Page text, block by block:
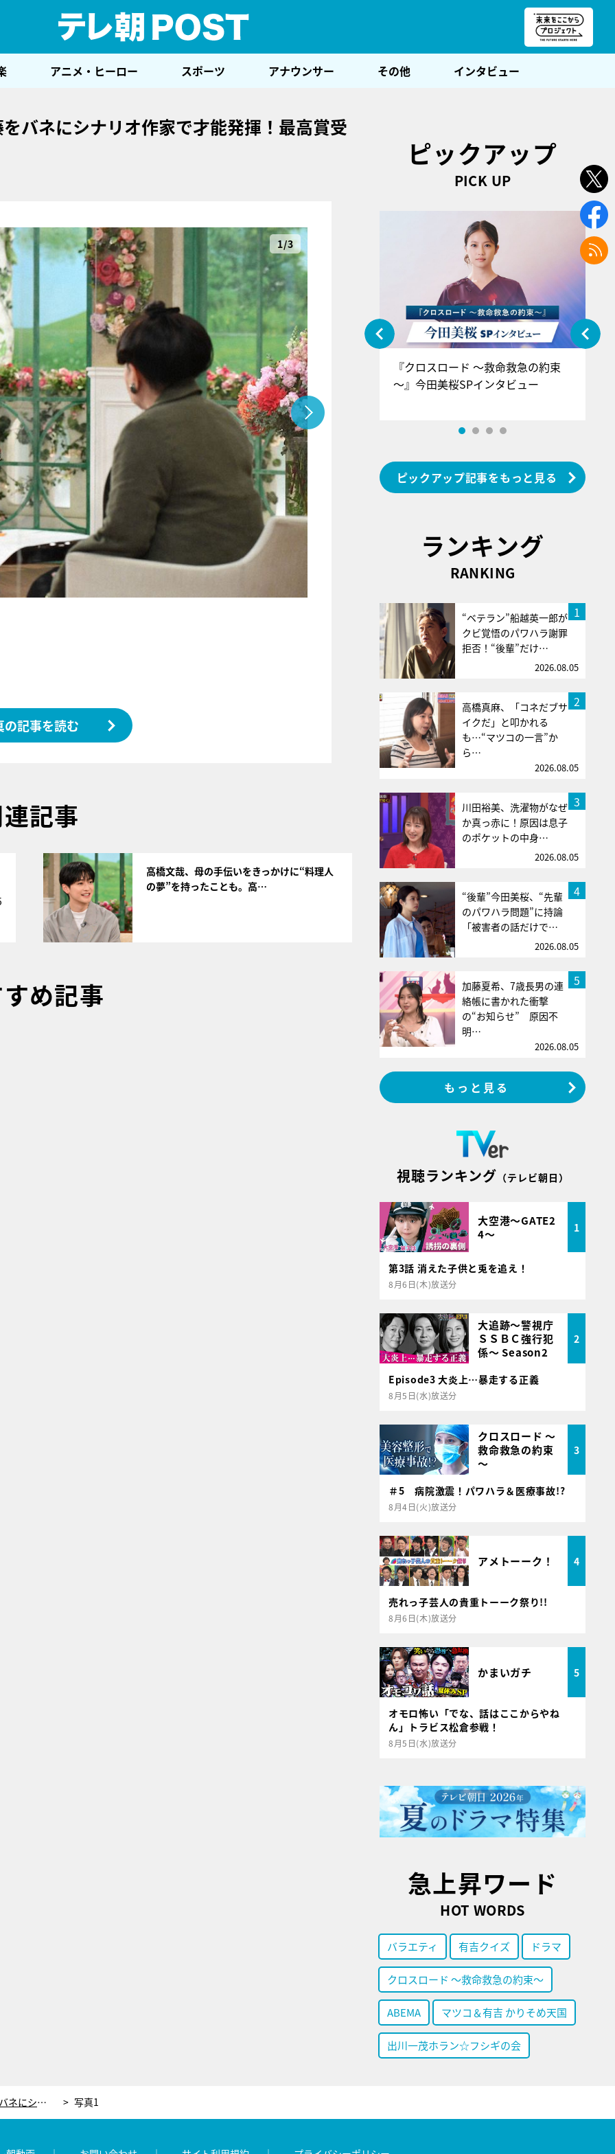
アニメ・ヒーロー スポーツ アナウンサー その他 インタビュー
バネにシナリオ作家で才能発揮！最高賞受
1/3
の記事を読む
記事
高橋文哉、母の手伝いをきっかけに“料理人
の夢”を持ったことも。高…
め記事
ピックアップ
PICK UP
『アイ＝ラブ！げーみんぐ』＝LOV
E齋藤樹愛羅＆佐々木舞香SPインタ
ビュー
『クロスロード ～救命救急の約束
～』今田美桜SPインタビュー
ピックアップ記事をもっと見る
ランキング
RANKING
1
“ベテラン”船越英一郎が
クビ覚悟のパワハラ謝罪
拒否！“後輩”だけ…
2026.08.05
2
高橋真麻、「コネだブサ
イクだ」と叩かれる
も…“マツコの一言”か
ら…
2026.08.05
3
川田裕美、洗濯物がなぜ
か真っ赤に！原因は息子
のポケットの中身…
2026.08.05
4
“後輩”今田美桜、“先輩
のパワハラ問題”に持論
「被害者の話だけで…
2026.08.05
5
加藤夏希、7歳長男の連
絡帳に書かれた衝撃
の“お知らせ” 原因不
明…
2026.08.05
もっと見る
視聴ランキング （テレビ朝日）
大空港～GATE2
4～
1
第3話 消えた子供と兎を追え！
8月6日(木)放送分
大追跡～警視庁
ＳＳＢＣ強行犯
係～ Season2
2
Episode3 大炎上…暴走する正義
8月5日(水)放送分
クロスロード ～
救命救急の約束
～
3
＃5 病院激震！パワハラ＆医療事故!?
8月4日(火)放送分
アメトーーク！ 4
売れっ子芸人の貴重トーーク祭り!!
8月6日(木)放送分
かまいガチ 5
オモロ怖い「でな、話はここからやね
ん」トラビス松倉参戦！
8月5日(水)放送分
急上昇ワード
HOT WORDS
バラエティ 有吉クイズ ドラマ
クロスロード ～救命救急の約束～
ABEMA マツコ＆有吉 かりそめ天国
出川一茂ホラン☆フシギの会
篠山輝信、“2世タレント”の葛藤をバネにシナリオ作家で才能発揮！最高賞受賞も 写真1